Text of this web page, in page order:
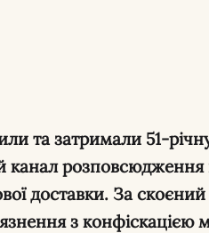
та затримали 51-
канал розповсюдження
доставки. За
з конфіскацією